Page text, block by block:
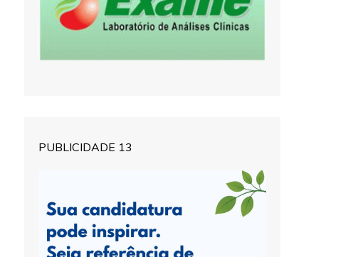
PUBLICIDADE 13